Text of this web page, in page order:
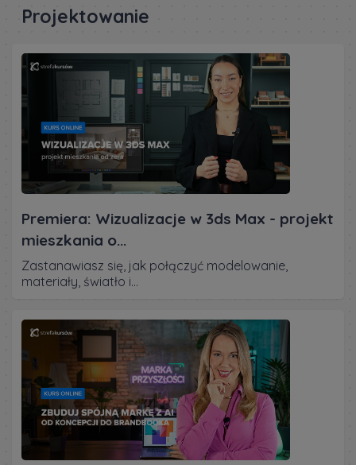
Projektowanie
Premiera: Wizualizacje w 3ds Max - projekt
mieszkania o...
Zastanawiasz się, jak połączyć modelowanie,
materiały, światło i...